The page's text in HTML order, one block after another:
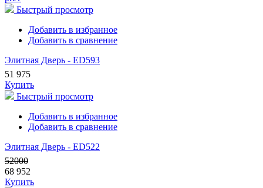
Быстрый просмотр
Добавить в избранное
Добавить в сравнение
Элитная Дверь - ED593
51 975
Купить
Быстрый просмотр
Добавить в избранное
Добавить в сравнение
Элитная Дверь - ED522
52000
68 952
Купить